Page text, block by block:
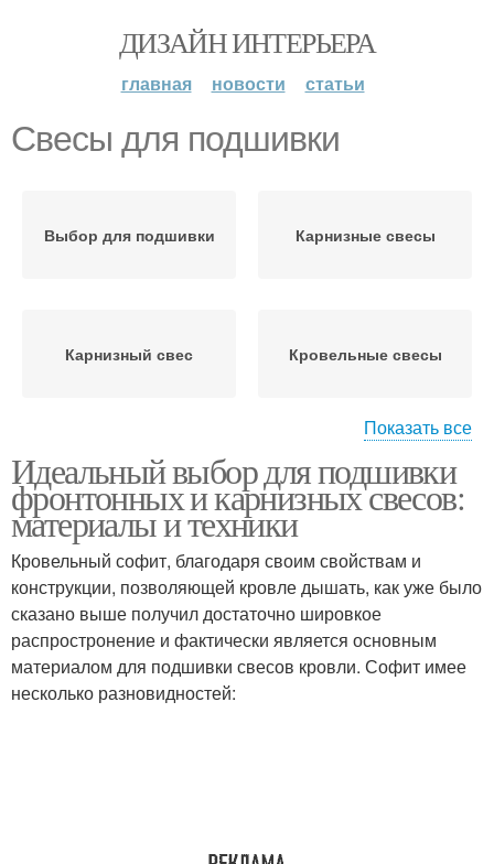
ДИЗАЙН ИНТЕРЬЕРА
главная новости статьи
Свесы для подшивки
Выбор для подшивки Карнизные свесы
Карнизный свес Кровельные свесы
Свесы по методу
подшивки
Стеновые свесы Фронтонные свесы
Показать все
Идеальный выбор для подшивки
фронтонных и карнизных свесов:
материалы и техники
Кровельный софит, благодаря своим свойствам и
конструкции, позволяющей кровле дышать, как уже было
сказано выше получил достаточно шировкое
распростронение и фактически является основным
материалом для подшивки свесов кровли. Софит имее
несколько разновидностей: